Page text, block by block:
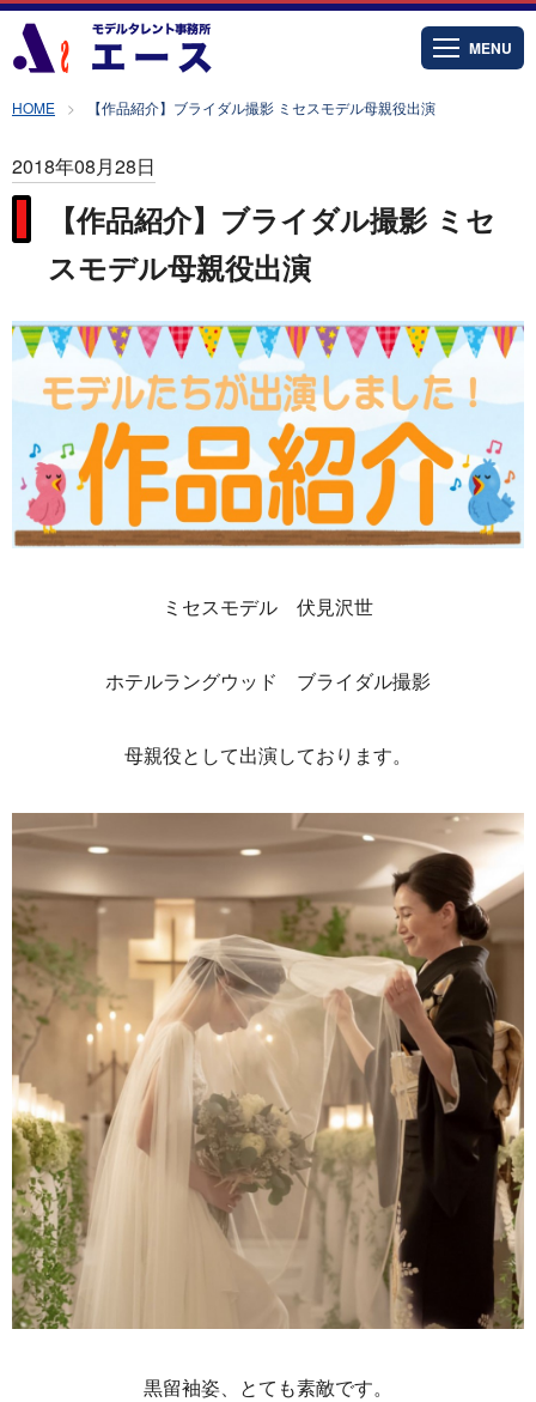
MENU
HOME 【作品紹介】ブライダル撮影 ミセスモデル母親役出演
2018年08月28日
【作品紹介】ブライダル撮影 ミセ
スモデル母親役出演
ミセスモデル 伏見沢世
ホテルラングウッド ブライダル撮影
母親役として出演しております。
黒留袖姿、とても素敵です。